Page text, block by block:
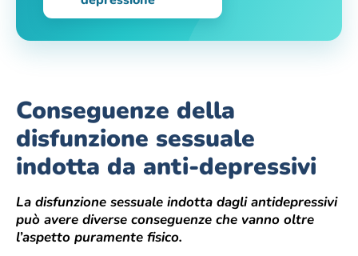
Conseguenze della
disfunzione sessuale
indotta da anti-depressivi
La disfunzione sessuale indotta dagli antidepressivi
può avere diverse conseguenze che vanno oltre
l’aspetto puramente fisico.